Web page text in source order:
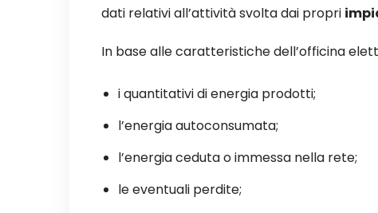
dati relativi all’attività svolta dai propri
In base alle caratteristiche dell’officina
i quantitativi di energia prodotti;
l’energia autoconsumata;
l’energia ceduta o immessa nella rete;
le eventuali perdite;